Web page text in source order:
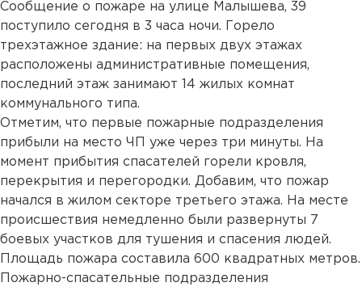
Сообщение о пожаре на улице Малышева, 39
поступило сегодня в 3 часа ночи. Горело
трехэтажное здание: на первых двух этажах
расположены административные помещения,
последний этаж занимают 14 жилых комнат
коммунального типа.
Отметим, что первые пожарные подразделения
прибыли на место ЧП уже через три минуты. На
момент прибытия спасателей горели кровля,
перекрытия и перегородки. Добавим, что пожар
начался в жилом секторе третьего этажа. На месте
происшествия немедленно были развернуты 7
боевых участков для тушения и спасения людей.
Площадь пожара составила 600 квадратных метров.
Пожарно-спасательные подразделения